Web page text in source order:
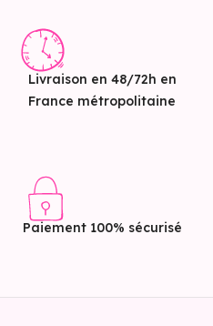
Livraison en 48/72h en
France métropolitaine
Paiement 100% sécurisé